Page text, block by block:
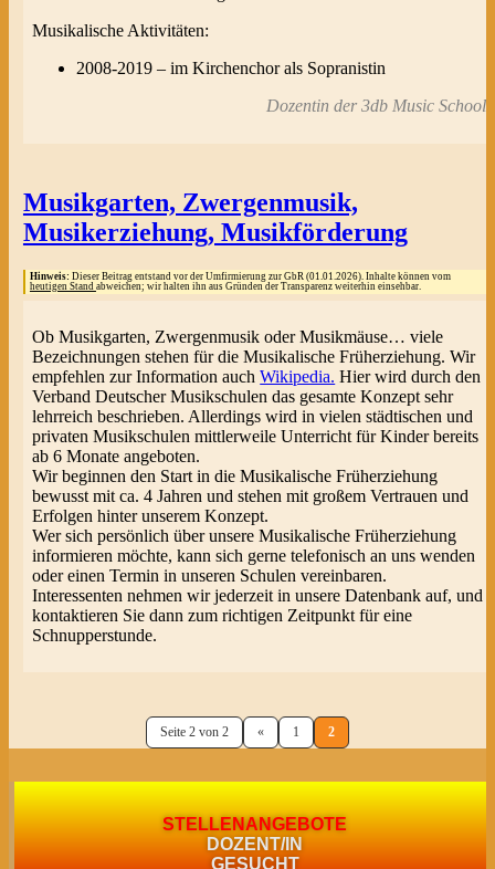
Musikalische Aktivitäten:
2008-2019 – im Kirchenchor als Sopranistin
Dozentin der 3db Music School
Musikgarten, Zwergenmusik,
Musikerziehung, Musikförderung
Hinweis: Dieser Beitrag entstand vor der Umfirmierung zur GbR (01.01.2026). Inhalte können vom
heutigen Stand abweichen; wir halten ihn aus Gründen der Transparenz weiterhin einsehbar.
Ob Musikgarten, Zwergenmusik oder Musikmäuse… viele
Bezeichnungen stehen für die Musikalische Früherziehung. Wir
empfehlen zur Information auchWikipedia. Hier wird durch den
Verband Deutscher Musikschulen das gesamte Konzept sehr
lehrreich beschrieben. Allerdings wird in vielen städtischen und
privaten Musikschulen mittlerweile Unterricht für Kinder bereits
ab 6 Monate angeboten.
Wir beginnen den Start in die Musikalische Früherziehung
bewusst mit ca. 4 Jahren und stehen mit großem Vertrauen und
Erfolgen hinter unserem Konzept.
Wer sich persönlich über unsere Musikalische Früherziehung
informieren möchte, kann sich gerne telefonisch an uns wenden
oder einen Termin in unseren Schulen vereinbaren.
Interessenten nehmen wir jederzeit in unsere Datenbank auf, und
kontaktieren Sie dann zum richtigen Zeitpunkt für eine
Schnupperstunde.
Seite 2 von 2 « 1 2
STELLENANGEBOTE
DOZENT/IN
GESUCHT